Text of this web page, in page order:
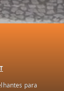
para